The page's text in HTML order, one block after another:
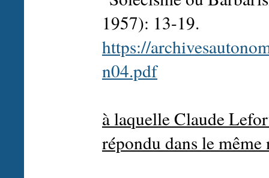
1957): 13-19.
https://
n04.pdf
à laquelle Claude
répondu dans le même